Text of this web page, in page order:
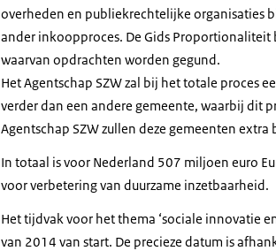
overheden en publiekrechtelijke organisaties
ander inkoopproces. De Gids
waarvan opdrachten worden gegund.
Het Agentschap SZW zal bij het totale proces
verder dan een andere gemeente, waarbij dit
Agentschap SZW zullen deze gemeenten
In totaal is voor Nederland 507 miljoen euro
voor verbetering van duurzame inzetbaarheid.
Het tijdvak voor het thema ‘sociale innovatie
van 2014 van start. De precieze datum is